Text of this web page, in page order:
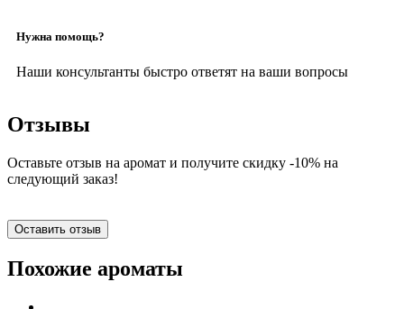
Нужна помощь?
Наши консультанты быстро ответят на ваши вопросы
Отзывы
Оставьте отзыв на аромат и получите скидку -10% на
следующий заказ!
Оставить отзыв
Похожие ароматы